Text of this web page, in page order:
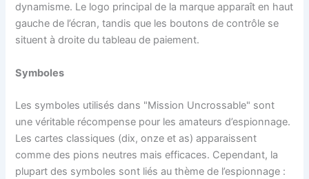
dynamisme. Le logo principal de la marque apparaît en haut
gauche de l’écran, tandis que les boutons de contrôle se
situent à droite du tableau de paiement.
Symboles
Les symboles utilisés dans "Mission Uncrossable" sont
une véritable récompense pour les amateurs d’espionnage.
Les cartes classiques (dix, onze et as) apparaissent
comme des pions neutres mais efficaces. Cependant, la
plupart des symboles sont liés au thème de l’espionnage :